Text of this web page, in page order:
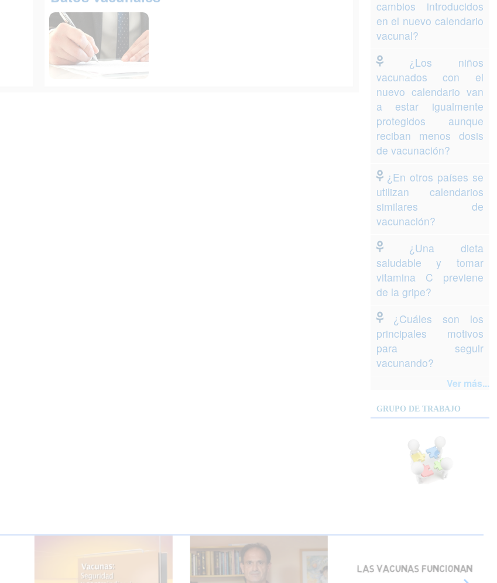
cambios introducidos
en el nuevo calendario
vacunal?
¿Los niños
vacunados con el
nuevo calendario van
a estar igualmente
protegidos aunque
reciban menos dosis
de vacunación?
¿En otros países se
utilizan calendarios
similares de
vacunación?
¿Una dieta
saludable y tomar
vitamina C previene
de la gripe?
¿Cuáles son los
principales motivos
para seguir
vacunando?
Ver más...
GRUPO DE TRABAJO